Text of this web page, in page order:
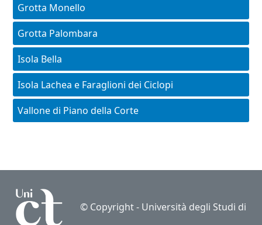
Grotta Monello
Grotta Palombara
Isola Bella
Isola Lachea e Faraglioni dei Ciclopi
Vallone di Piano della Corte
© Copyright - Università degli Studi di